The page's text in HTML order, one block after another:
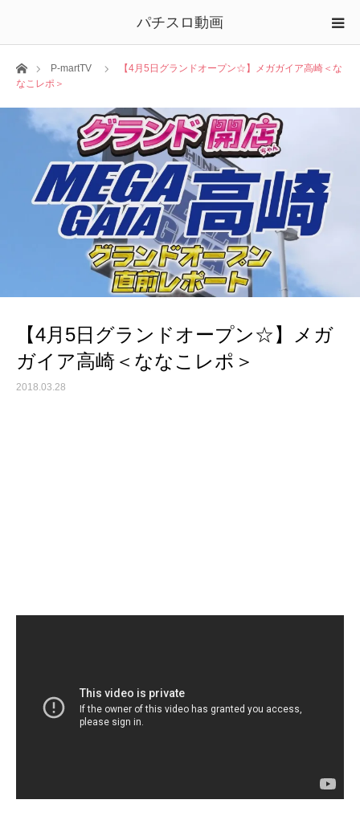
パチスロ動画
ホームP-martTV
【4月5日グランドオープン☆】メガガイア高崎＜な
なこレポ＞
【4月5日グランドオープン☆】メガ
ガイア高崎＜ななこレポ＞
2018.03.28